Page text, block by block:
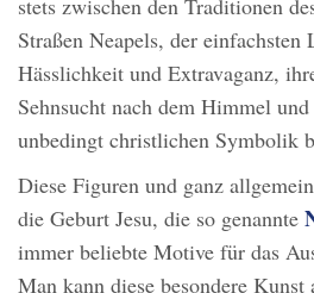
Straßen Neapels, der
Hässlichkeit und Extravaganz,
Sehnsucht nach dem Himmel
unbedingt christlichen Symbolik
Diese Figuren und ganz
die Geburt Jesu, die so genannte
immer beliebte Motive für das
Man kann diese besondere